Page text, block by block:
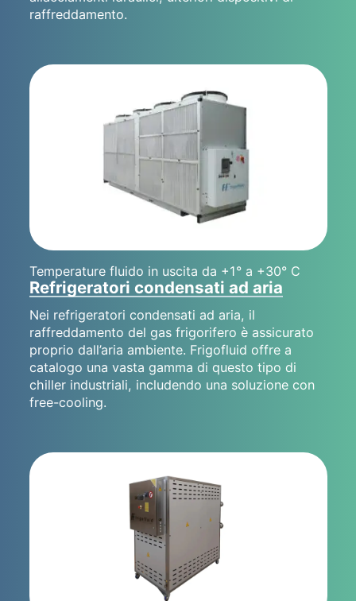
raffreddamento.
Temperature fluido in uscita da +1° a +30° C
Refrigeratori condensati ad aria
Nei refrigeratori condensati ad aria, il
raffreddamento del gas frigorifero è assicurato
proprio dall’aria ambiente. Frigofluid offre a
catalogo una vasta gamma di questo tipo di
chiller industriali, includendo una soluzione con
free-cooling.